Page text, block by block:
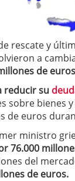
de 2025
punto de
rescate y
a
de
reducir su
sobre bienes
de euros
ministro
76.000
del
de euros.